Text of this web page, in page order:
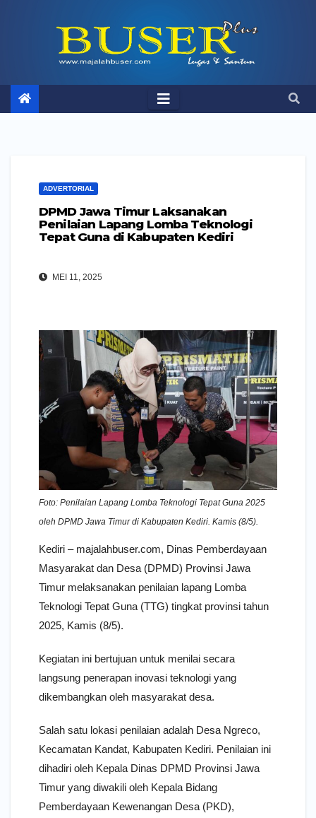
ADVERTORIAL
DPMD Jawa Timur Laksanakan
Penilaian Lapang Lomba Teknologi
Tepat Guna di Kabupaten Kediri
MEI 11, 2025
Foto: Penilaian Lapang Lomba Teknologi Tepat Guna 2025
oleh DPMD Jawa Timur di Kabupaten Kediri. Kamis (8/5).
Kediri – majalahbuser.com, Dinas Pemberdayaan
Masyarakat dan Desa (DPMD) Provinsi Jawa
Timur melaksanakan penilaian lapang Lomba
Teknologi Tepat Guna (TTG) tingkat provinsi tahun
2025, Kamis (8/5).
Kegiatan ini bertujuan untuk menilai secara
langsung penerapan inovasi teknologi yang
dikembangkan oleh masyarakat desa.
Salah satu lokasi penilaian adalah Desa Ngreco,
Kecamatan Kandat, Kabupaten Kediri. Penilaian ini
dihadiri oleh Kepala Dinas DPMD Provinsi Jawa
Timur yang diwakili oleh Kepala Bidang
Pemberdayaan Kewenangan Desa (PKD),